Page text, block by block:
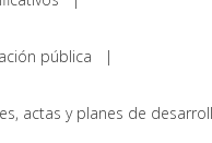
pública |
actas y planes de